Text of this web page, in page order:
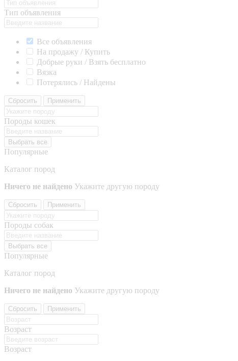
Тип объявления
Все объявления
На продажу / Купить
Добрые руки / Взять бесплатно
Вязка
Потерялись / Найдены
Сбросить Применить
Породы кошек
Выбрать все
Популярные
Каталог пород
Ничего не найдено Укажите другую породу
Сбросить Применить
Породы собак
Выбрать все
Популярные
Каталог пород
Ничего не найдено Укажите другую породу
Сбросить Применить
Возраст
Возраст